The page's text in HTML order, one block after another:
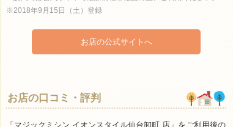
※2018年9月15日（土）登録
お店の公式サイトへ
お店の口コミ・評判
「マジックミシン イオンスタイル仙台卸町 店」をご利用後の